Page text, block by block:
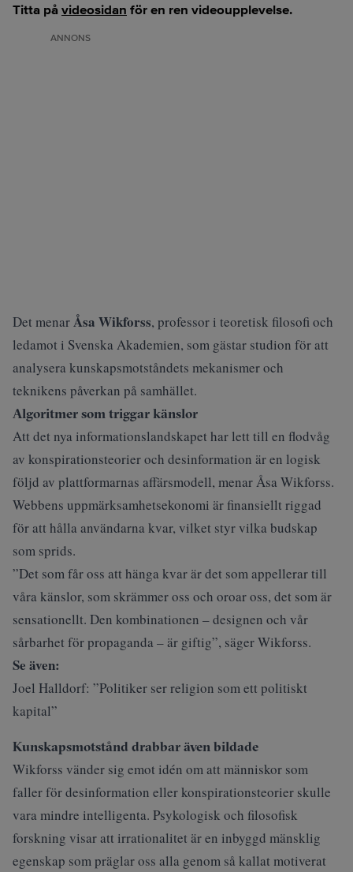
Titta på videosidan för en ren videoupplevelse.
ANNONS
Det menarÅsa Wikforss, professor i teoretisk filosofi och
ledamot i Svenska Akademien, som gästar studion för att
analysera kunskapsmotståndets mekanismer och
teknikens påverkan på samhället.
Algoritmer som triggar känslor
Att det nya informationslandskapet har lett till en flodvåg
av konspirationsteorier och desinformation är en logisk
följd av plattformarnas affärsmodell, menar Åsa Wikforss.
Webbens uppmärksamhetsekonomi är finansiellt riggad
för att hålla användarna kvar, vilket styr vilka budskap
som sprids.
”Det som får oss att hänga kvar är det som appellerar till
våra känslor, som skrämmer oss och oroar oss, det som är
sensationellt. Den kombinationen – designen och vår
sårbarhet för propaganda – är giftig”, säger Wikforss.
Se även:
Joel Halldorf: ”Politiker ser religion som ett politiskt
kapital”
Kunskapsmotstånd drabbar även bildade
Wikforss vänder sig emot idén om att människor som
faller för desinformation eller konspirationsteorier skulle
vara mindre intelligenta. Psykologisk och filosofisk
forskning visar att irrationalitet är en inbyggd mänsklig
egenskap som präglar oss alla genom så kallat motiverat